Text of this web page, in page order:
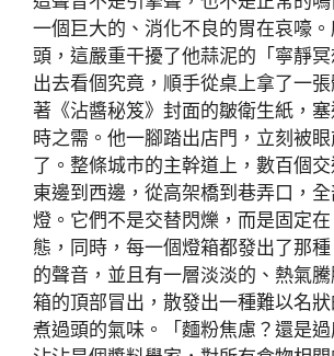
一個巨大的、消化不良的胃在哀嚎
頭，這嚴重干擾了他蒜泥的「寧靜
出去看個究竟，順手從桌上拿了一
著《沾醬秘笈》封面的皺衛生紙，
時之需。他一腳踏出店門，立刻被
了。整條城市的主幹道上，數百個
東邊到西邊，從高架橋到巷弄口，
燈。它們不是交替閃爍，而是固定
態，同時，每一個燈箱都發出了那種
的聲音，並且有一層淡淡的、熱氣
箱的頂部冒出，散發出一種難以名
煮過頭的氣味。「麵粉焦慮？還是